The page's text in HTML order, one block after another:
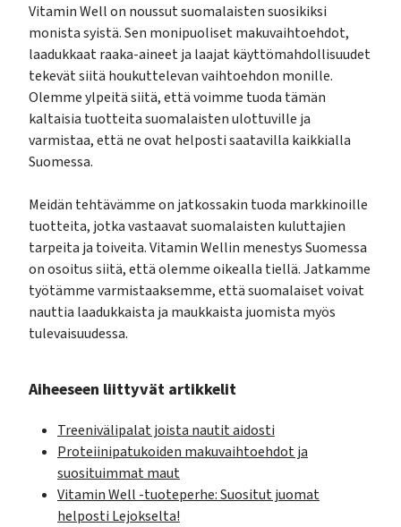
Vitamin Well on noussut suomalaisten suosikiksi
monista syistä. Sen monipuoliset makuvaihtoehdot,
laadukkaat raaka-aineet ja laajat käyttömahdollisuudet
tekevät siitä houkuttelevan vaihtoehdon monille.
Olemme ylpeitä siitä, että voimme tuoda tämän
kaltaisia tuotteita suomalaisten ulottuville ja
varmistaa, että ne ovat helposti saatavilla kaikkialla
Suomessa.
Meidän tehtävämme on jatkossakin tuoda markkinoille
tuotteita, jotka vastaavat suomalaisten kuluttajien
tarpeita ja toiveita. Vitamin Wellin menestys Suomessa
on osoitus siitä, että olemme oikealla tiellä. Jatkamme
työtämme varmistaaksemme, että suomalaiset voivat
nauttia laadukkaista ja maukkaista juomista myös
tulevaisuudessa.
Aiheeseen liittyvät artikkelit
Treenivälipalat joista nautit aidosti
Proteiinipatukoiden makuvaihtoehdot ja
suosituimmat maut
Vitamin Well -tuoteperhe: Suositut juomat
helposti Lejokselta!